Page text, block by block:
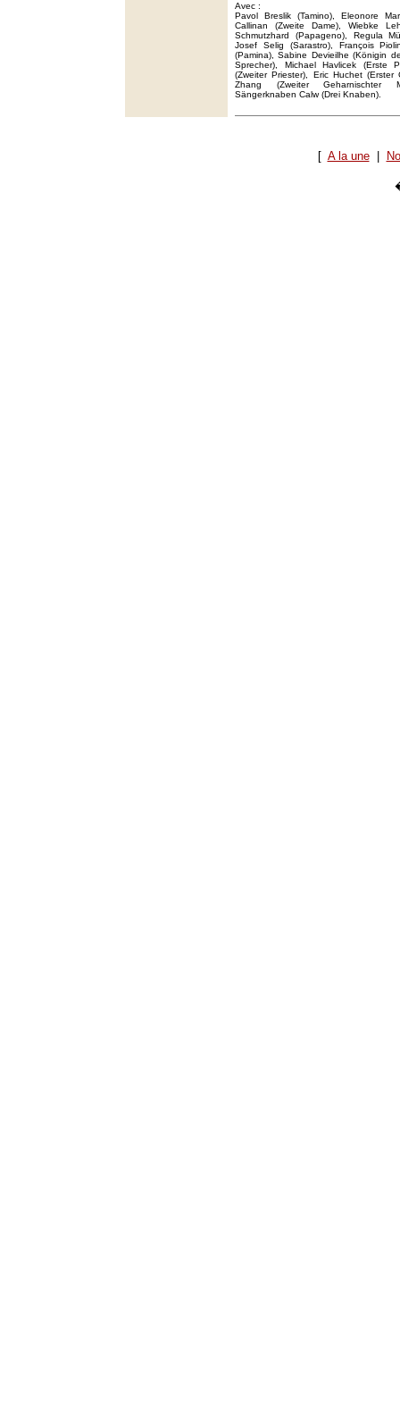
Avec :
Pavol Breslik (Tamino), Eleonore
Callinan (Zweite Dame), Wiebke
Schmutzhard (Papageno), Regula
Josef Selig (Sarastro), François
(Pamina), Sabine Devieilhe (Königin
Sprecher), Michael Havlicek (Erste
(Zweiter Priester), Eric Huchet (Erster
Zhang (Zweiter Geharnischter
Sängerknaben Calw (Drei Knaben).
[ A la une|